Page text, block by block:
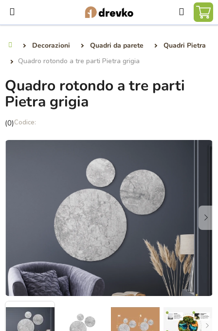
contenuto
Ricerca
Decorazioni Quadri da parete
Quadri Pietra
Quadro rotondo a tre parti Pietra grigia
Quadro rotondo a tre parti
Pietra grigia
La
media
(0)